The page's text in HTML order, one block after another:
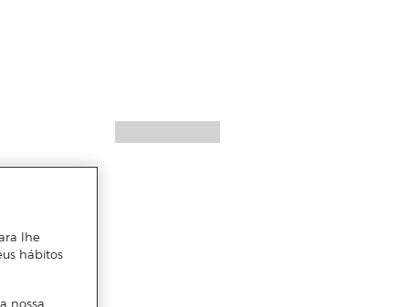
lhe
hábitos
nossa